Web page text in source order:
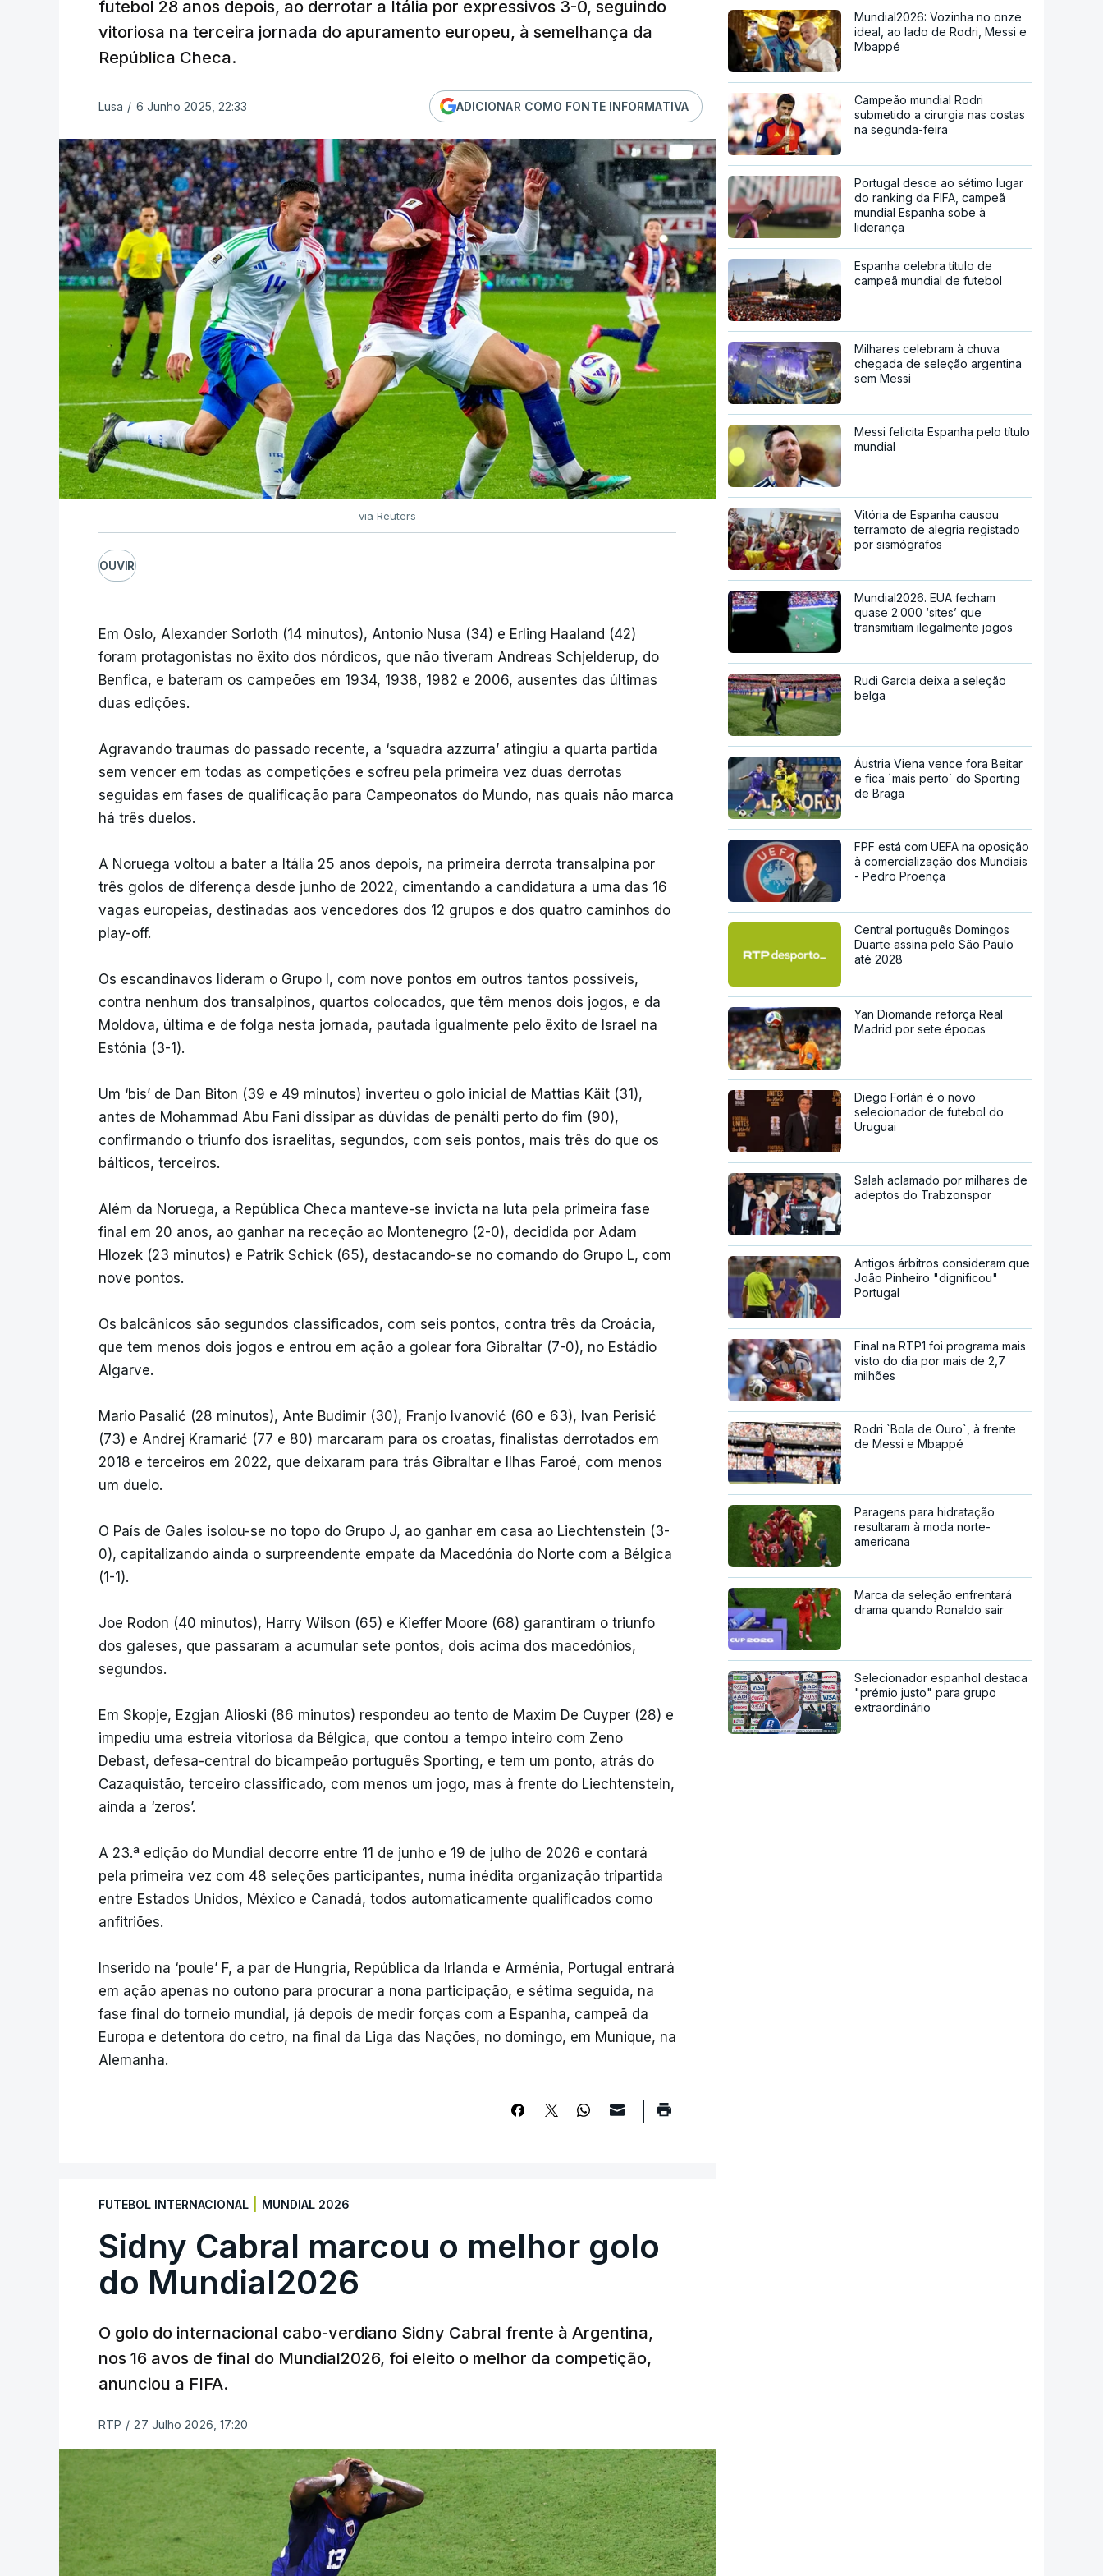
futebol 28 anos depois, ao derrotar a Itália por expressivos 3-0, seguindo
vitoriosa na terceira jornada do apuramento europeu, à semelhança da
República Checa.
Lusa / 6 Junho 2025, 22:33 ADICIONAR COMO FONTE INFORMATIVA
via Reuters
OUVIR
Em Oslo, Alexander Sorloth (14 minutos), Antonio Nusa (34) e Erling Haaland (42)
foram protagonistas no êxito dos nórdicos, que não tiveram Andreas Schjelderup, do
Benfica, e bateram os campeões em 1934, 1938, 1982 e 2006, ausentes das últimas
duas edições.
Agravando traumas do passado recente, a ‘squadra azzurra’ atingiu a quarta partida
sem vencer em todas as competições e sofreu pela primeira vez duas derrotas
seguidas em fases de qualificação para Campeonatos do Mundo, nas quais não marca
há três duelos.
A Noruega voltou a bater a Itália 25 anos depois, na primeira derrota transalpina por
três golos de diferença desde junho de 2022, cimentando a candidatura a uma das 16
vagas europeias, destinadas aos vencedores dos 12 grupos e dos quatro caminhos do
play-off.
Os escandinavos lideram o Grupo I, com nove pontos em outros tantos possíveis,
contra nenhum dos transalpinos, quartos colocados, que têm menos dois jogos, e da
Moldova, última e de folga nesta jornada, pautada igualmente pelo êxito de Israel na
Estónia (3-1).
Um ‘bis’ de Dan Biton (39 e 49 minutos) inverteu o golo inicial de Mattias Käit (31),
antes de Mohammad Abu Fani dissipar as dúvidas de penálti perto do fim (90),
confirmando o triunfo dos israelitas, segundos, com seis pontos, mais três do que os
bálticos, terceiros.
Além da Noruega, a República Checa manteve-se invicta na luta pela primeira fase
final em 20 anos, ao ganhar na receção ao Montenegro (2-0), decidida por Adam
Hlozek (23 minutos) e Patrik Schick (65), destacando-se no comando do Grupo L, com
nove pontos.
Os balcânicos são segundos classificados, com seis pontos, contra três da Croácia,
que tem menos dois jogos e entrou em ação a golear fora Gibraltar (7-0), no Estádio
Algarve.
Mario Pasalić (28 minutos), Ante Budimir (30), Franjo Ivanović (60 e 63), Ivan Perisić
(73) e Andrej Kramarić (77 e 80) marcaram para os croatas, finalistas derrotados em
2018 e terceiros em 2022, que deixaram para trás Gibraltar e Ilhas Faroé, com menos
um duelo.
O País de Gales isolou-se no topo do Grupo J, ao ganhar em casa ao Liechtenstein (3-
0), capitalizando ainda o surpreendente empate da Macedónia do Norte com a Bélgica
(1-1).
Joe Rodon (40 minutos), Harry Wilson (65) e Kieffer Moore (68) garantiram o triunfo
dos galeses, que passaram a acumular sete pontos, dois acima dos macedónios,
segundos.
Em Skopje, Ezgjan Alioski (86 minutos) respondeu ao tento de Maxim De Cuyper (28) e
impediu uma estreia vitoriosa da Bélgica, que contou a tempo inteiro com Zeno
Debast, defesa-central do bicampeão português Sporting, e tem um ponto, atrás do
Cazaquistão, terceiro classificado, com menos um jogo, mas à frente do Liechtenstein,
ainda a ‘zeros’.
A 23.ª edição do Mundial decorre entre 11 de junho e 19 de julho de 2026 e contará
pela primeira vez com 48 seleções participantes, numa inédita organização tripartida
entre Estados Unidos, México e Canadá, todos automaticamente qualificados como
anfitriões.
Inserido na ‘poule’ F, a par de Hungria, República da Irlanda e Arménia, Portugal entrará
em ação apenas no outono para procurar a nona participação, e sétima seguida, na
fase final do torneio mundial, já depois de medir forças com a Espanha, campeã da
Europa e detentora do cetro, na final da Liga das Nações, no domingo, em Munique, na
Alemanha.
FUTEBOL INTERNACIONAL MUNDIAL 2026
Sidny Cabral marcou o melhor golo
do Mundial2026
O golo do internacional cabo-verdiano Sidny Cabral frente à Argentina,
nos 16 avos de final do Mundial2026, foi eleito o melhor da competição,
anunciou a FIFA.
RTP / 27 Julho 2026, 17:20
Mundial2026: Vozinha no onze
ideal, ao lado de Rodri, Messi e
Mbappé
Campeão mundial Rodri
submetido a cirurgia nas costas
na segunda-feira
Portugal desce ao sétimo lugar
do ranking da FIFA, campeã
mundial Espanha sobe à
liderança
Espanha celebra título de
campeã mundial de futebol
Milhares celebram à chuva
chegada de seleção argentina
sem Messi
Messi felicita Espanha pelo título
mundial
Vitória de Espanha causou
terramoto de alegria registado
por sismógrafos
Mundial2026. EUA fecham
quase 2.000 ‘sites’ que
transmitiam ilegalmente jogos
Rudi Garcia deixa a seleção
belga
Áustria Viena vence fora Beitar
e fica `mais perto` do Sporting
de Braga
FPF está com UEFA na oposição
à comercialização dos Mundiais
- Pedro Proença
Central português Domingos
Duarte assina pelo São Paulo
até 2028
Yan Diomande reforça Real
Madrid por sete épocas
Diego Forlán é o novo
selecionador de futebol do
Uruguai
Salah aclamado por milhares de
adeptos do Trabzonspor
Antigos árbitros consideram que
João Pinheiro "dignificou"
Portugal
Final na RTP1 foi programa mais
visto do dia por mais de 2,7
milhões
Rodri `Bola de Ouro`, à frente
de Messi e Mbappé
Paragens para hidratação
resultaram à moda norte-
americana
Marca da seleção enfrentará
drama quando Ronaldo sair
Selecionador espanhol destaca
"prémio justo" para grupo
extraordinário